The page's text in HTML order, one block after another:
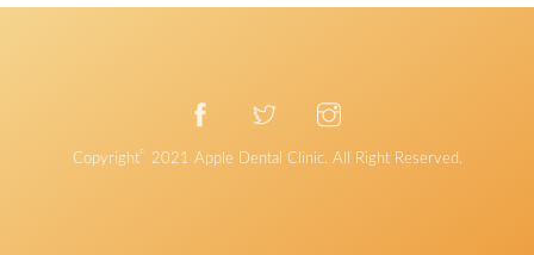
Copyright
©
2021 Apple Dental Clinic. All Right Reserved.